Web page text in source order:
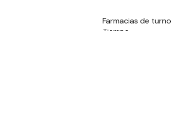
Farmacias de turno
Tiempo